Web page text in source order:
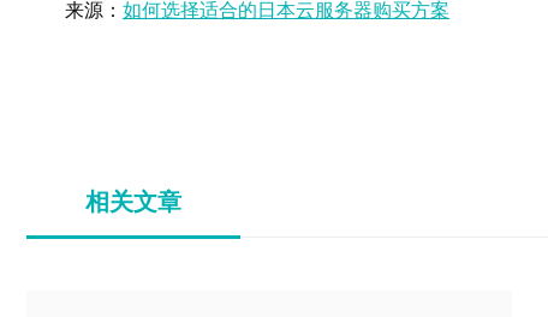
来源： 如何选择适合的日本云服务器购买方案
相关文章